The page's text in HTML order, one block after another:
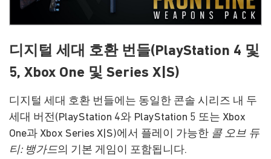
디지털 세대 호환 번들(PlayStation 4 및
5, Xbox One 및 Series X|S)
디지털 세대 호환 번들에는 동일한 콘솔 시리즈 내 두
세대 버전(PlayStation 4와 PlayStation 5 또는 Xbox
One과 Xbox Series X|S)에서 플레이 가능한 콜 오브 듀
티: 뱅가드의 기본 게임이 포함됩니다.